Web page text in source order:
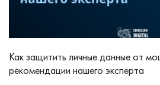
Как защитить личные данные от
рекомендации нашего эксперта